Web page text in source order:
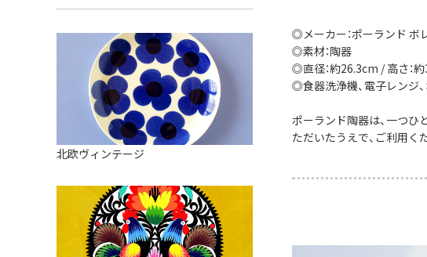
◎メーカー：ポーランド ボ
◎素材：陶器
◎直径：約26.3cm / 高さ：
◎食器洗浄機、電子レンジ、
ポーランド陶器は、一つひ
ただいたうえで、ご利用く
スープカップ
そば猪口・フリーカップ
ココット
薬味入れ
ミキシングボウル
すべて見る
オーナメント
クリーマー
バス・洗面用品
家具小物
小物入れ
アロマポット
バスケット
装飾用タイル・プレート
ペンダントトップ
すべて見る
北欧ヴィンテージ